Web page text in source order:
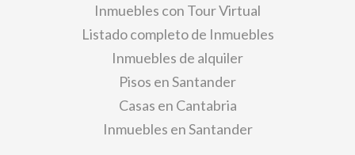
Inmuebles con Tour Virtual
Listado completo de Inmuebles
Inmuebles de alquiler
Pisos en Santander
Casas en Cantabria
Inmuebles en Santander